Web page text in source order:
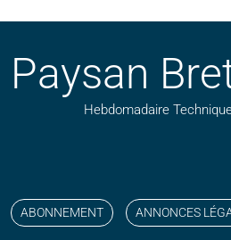
Paysan
Hebdomadaire
ABONNEMENT ANNONCES